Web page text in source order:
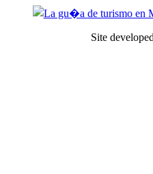
Site